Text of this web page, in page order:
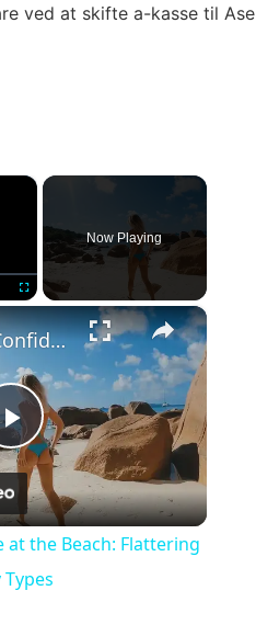
ved at skifte a-kasse til Ase
×
Now Playing
×
Play Video
Boost Your Confidence at the Beach: Flattering Swimwear for All Body Types
at the Beach: Flattering